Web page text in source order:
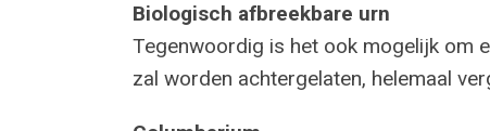
Biologisch afbreekbare urn
Tegenwoordig is het ook mogelijk om
zal worden achtergelaten, helemaal